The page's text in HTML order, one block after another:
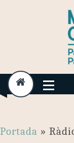
Portada »